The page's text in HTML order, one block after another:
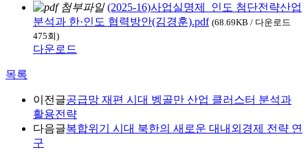
(2025-16)사업실명제_인도 첨단전략산업
분석과 한·인도 협력방안(김경훈).pdf (68.69KB / 다운로드
475회)
다운로드
목록
이전글공급망 재편 시대 벵골만 산업 클러스터 분석과
활용전략
다음글복합위기 시대 북한의 새로운 대내외경제 전략 연
구